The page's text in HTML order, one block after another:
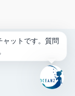
ャットです。質問